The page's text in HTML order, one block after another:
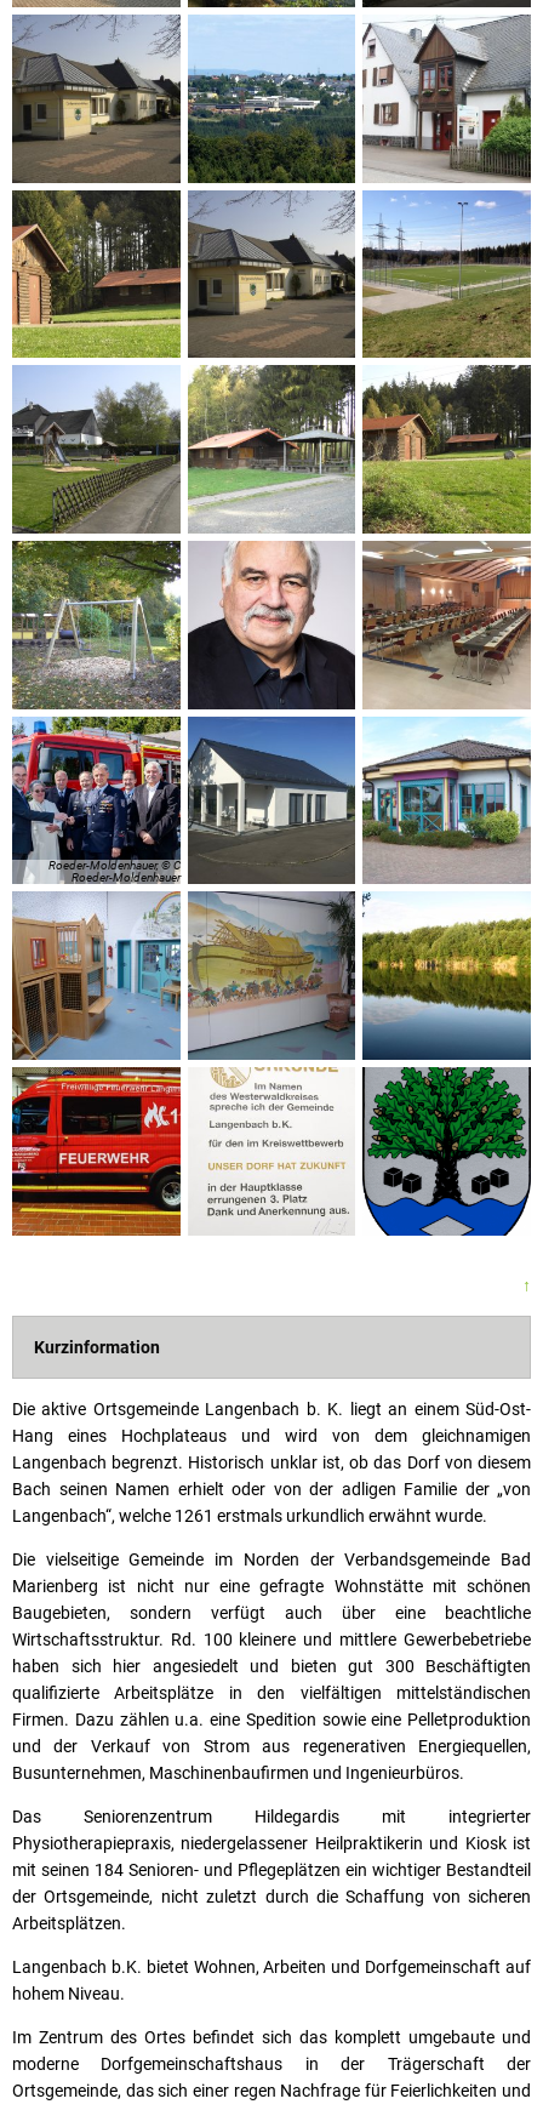
Roeder-Moldenhauer, © C
Roeder-Moldenhauer
↑
Kurzinformation
Die aktive Ortsgemeinde Langenbach b. K. liegt an einem Süd-Ost-
Hang eines Hochplateaus und wird von dem gleichnamigen
Langenbach begrenzt. Historisch unklar ist, ob das Dorf von diesem
Bach seinen Namen erhielt oder von der adligen Familie der „von
Langenbach“, welche 1261 erstmals urkundlich erwähnt wurde.
Die vielseitige Gemeinde im Norden der Verbandsgemeinde Bad
Marienberg ist nicht nur eine gefragte Wohnstätte mit schönen
Baugebieten, sondern verfügt auch über eine beachtliche
Wirtschaftsstruktur. Rd. 100 kleinere und mittlere Gewerbebetriebe
haben sich hier angesiedelt und bieten gut 300 Beschäftigten
qualifizierte Arbeitsplätze in den vielfältigen mittelständischen
Firmen. Dazu zählen u.a. eine Spedition sowie eine Pelletproduktion
und der Verkauf von Strom aus regenerativen Energiequellen,
Busunternehmen, Maschinenbaufirmen und Ingenieurbüros.
Das Seniorenzentrum Hildegardis mit integrierter
Physiotherapiepraxis, niedergelassener Heilpraktikerin und Kiosk ist
mit seinen 184 Senioren- und Pflegeplätzen ein wichtiger Bestandteil
der Ortsgemeinde, nicht zuletzt durch die Schaffung von sicheren
Arbeitsplätzen.
Langenbach b.K. bietet Wohnen, Arbeiten und Dorfgemeinschaft auf
hohem Niveau.
Im Zentrum des Ortes befindet sich das komplett umgebaute und
moderne Dorfgemeinschaftshaus in der Trägerschaft der
Ortsgemeinde, das sich einer regen Nachfrage für Feierlichkeiten und